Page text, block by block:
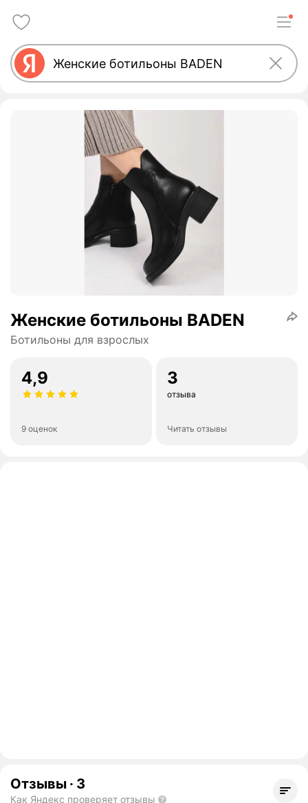
Женские ботильоны BADEN
Ботильоны для взрослых
4,9
9 оценок
3
отзыва
Читать отзывы
Отзывы · 3
Как Яндекс проверяет отзывы